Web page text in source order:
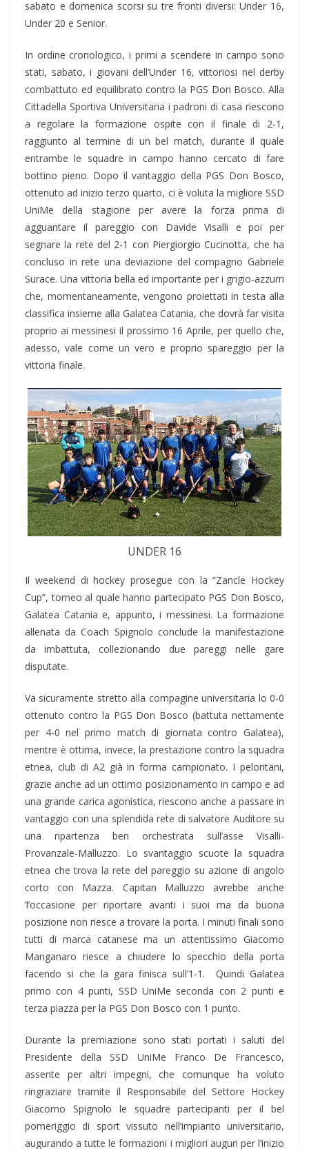
sabato e domenica scorsi su tre fronti diversi: Under 16,
Under 20 e Senior.
In ordine cronologico, i primi a scendere in campo sono
stati, sabato, i giovani dell’Under 16, vittoriosi nel derby
combattuto ed equilibrato contro la PGS Don Bosco. Alla
Cittadella Sportiva Universitaria i padroni di casa riescono
a regolare la formazione ospite con il finale di 2-1,
raggiunto al termine di un bel match, durante il quale
entrambe le squadre in campo hanno cercato di fare
bottino pieno. Dopo il vantaggio della PGS Don Bosco,
ottenuto ad inizio terzo quarto, ci è voluta la migliore SSD
UniMe della stagione per avere la forza prima di
agguantare il pareggio con Davide Visalli e poi per
segnare la rete del 2-1 con Piergiorgio Cucinotta, che ha
concluso in rete una deviazione del compagno Gabriele
Surace. Una vittoria bella ed importante per i grigio-azzurri
che, momentaneamente, vengono proiettati in testa alla
classifica insieme alla Galatea Catania, che dovrà far visita
proprio ai messinesi il prossimo 16 Aprile, per quello che,
adesso, vale come un vero e proprio spareggio per la
vittoria finale.
UNDER 16
Il weekend di hockey prosegue con la “Zancle Hockey
Cup”, torneo al quale hanno partecipato PGS Don Bosco,
Galatea Catania e, appunto, i messinesi. La formazione
allenata da Coach Spignolo conclude la manifestazione
da imbattuta, collezionando due pareggi nelle gare
disputate.
Va sicuramente stretto alla compagine universitaria lo 0-0
ottenuto contro la PGS Don Bosco (battuta nettamente
per 4-0 nel primo match di giornata contro Galatea),
mentre è ottima, invece, la prestazione contro la squadra
etnea, club di A2 già in forma campionato. I peloritani,
grazie anche ad un ottimo posizionamento in campo e ad
una grande carica agonistica, riescono anche a passare in
vantaggio con una splendida rete di salvatore Auditore su
una ripartenza ben orchestrata sull’asse Visalli-
Provanzale-Malluzzo. Lo svantaggio scuote la squadra
etnea che trova la rete del pareggio su azione di angolo
corto con Mazza. Capitan Malluzzo avrebbe anche
‘l’occasione per riportare avanti i suoi ma da buona
posizione non riesce a trovare la porta. I minuti finali sono
tutti di marca catanese ma un attentissimo Giacomo
Manganaro riesce a chiudere lo specchio della porta
facendo si che la gara finisca sull’1-1. Quindi Galatea
primo con 4 punti, SSD UniMe seconda con 2 punti e
terza piazza per la PGS Don Bosco con 1 punto.
Durante la premiazione sono stati portati i saluti del
Presidente della SSD UniMe Franco De Francesco,
assente per altri impegni, che comunque ha voluto
ringraziare tramite il Responsabile del Settore Hockey
Giacomo Spignolo le squadre partecipanti per il bel
pomeriggio di sport vissuto nell’impianto universitario,
augurando a tutte le formazioni i migliori auguri per l’inizio